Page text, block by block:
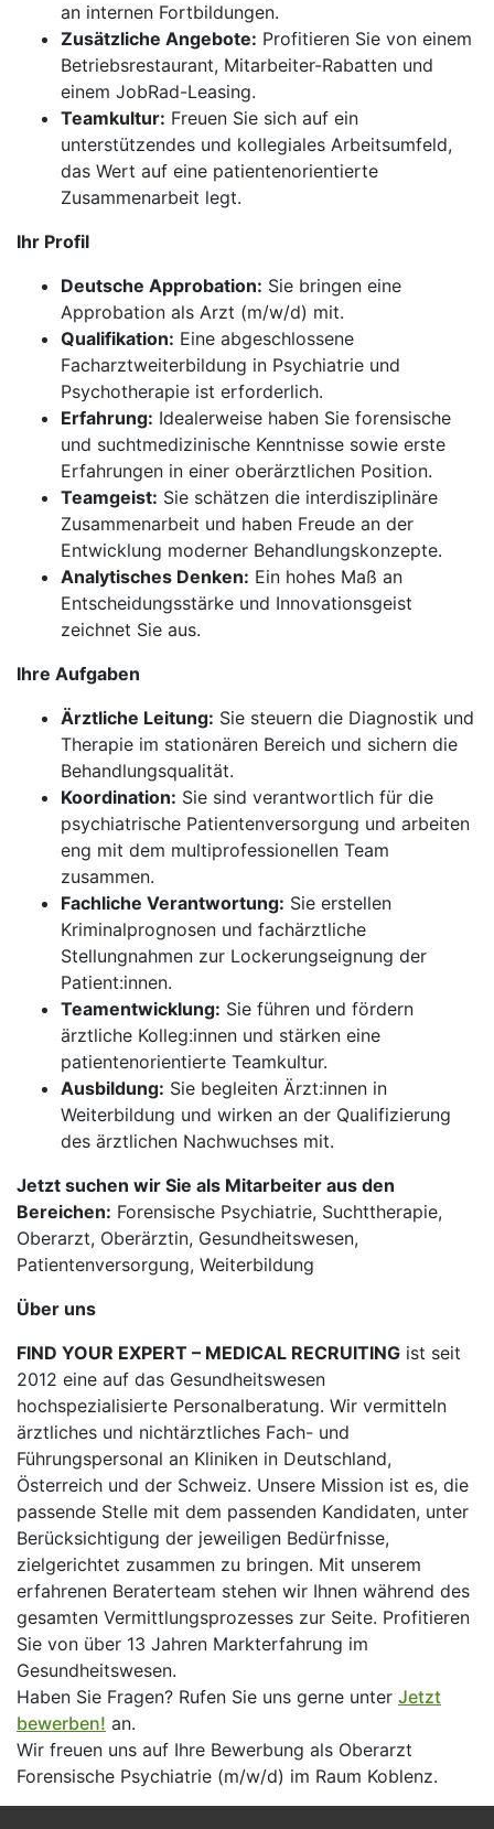
an internen Fortbildungen.
Zusätzliche Angebote: Profitieren Sie von einem
Betriebsrestaurant, Mitarbeiter-Rabatten und
einem JobRad-Leasing.
Teamkultur: Freuen Sie sich auf ein
unterstützendes und kollegiales Arbeitsumfeld,
das Wert auf eine patientenorientierte
Zusammenarbeit legt.
Ihr Profil
Deutsche Approbation: Sie bringen eine
Approbation als Arzt (m/w/d) mit.
Qualifikation: Eine abgeschlossene
Facharztweiterbildung in Psychiatrie und
Psychotherapie ist erforderlich.
Erfahrung: Idealerweise haben Sie forensische
und suchtmedizinische Kenntnisse sowie erste
Erfahrungen in einer oberärztlichen Position.
Teamgeist: Sie schätzen die interdisziplinäre
Zusammenarbeit und haben Freude an der
Entwicklung moderner Behandlungskonzepte.
Analytisches Denken: Ein hohes Maß an
Entscheidungsstärke und Innovationsgeist
zeichnet Sie aus.
Ihre Aufgaben
Ärztliche Leitung: Sie steuern die Diagnostik und
Therapie im stationären Bereich und sichern die
Behandlungsqualität.
Koordination: Sie sind verantwortlich für die
psychiatrische Patientenversorgung und arbeiten
eng mit dem multiprofessionellen Team
zusammen.
Fachliche Verantwortung: Sie erstellen
Kriminalprognosen und fachärztliche
Stellungnahmen zur Lockerungseignung der
Patient:innen.
Teamentwicklung: Sie führen und fördern
ärztliche Kolleg:innen und stärken eine
patientenorientierte Teamkultur.
Ausbildung: Sie begleiten Ärzt:innen in
Weiterbildung und wirken an der Qualifizierung
des ärztlichen Nachwuchses mit.
Jetzt suchen wir Sie als Mitarbeiter aus den
Bereichen: Forensische Psychiatrie, Suchttherapie,
Oberarzt, Oberärztin, Gesundheitswesen,
Patientenversorgung, Weiterbildung
Über uns
FIND YOUR EXPERT – MEDICAL RECRUITING ist seit
2012 eine auf das Gesundheitswesen
hochspezialisierte Personalberatung. Wir vermitteln
ärztliches und nichtärztliches Fach- und
Führungspersonal an Kliniken in Deutschland,
Österreich und der Schweiz. Unsere Mission ist es, die
passende Stelle mit dem passenden Kandidaten, unter
Berücksichtigung der jeweiligen Bedürfnisse,
zielgerichtet zusammen zu bringen. Mit unserem
erfahrenen Beraterteam stehen wir Ihnen während des
gesamten Vermittlungsprozesses zur Seite. Profitieren
Sie von über 13 Jahren Markterfahrung im
Gesundheitswesen.
Haben Sie Fragen? Rufen Sie uns gerne unter Jetzt
bewerben! an.
Wir freuen uns auf Ihre Bewerbung als Oberarzt
Forensische Psychiatrie (m/w/d) im Raum Koblenz.